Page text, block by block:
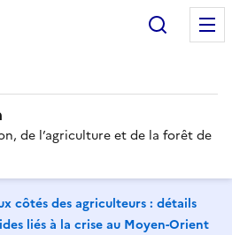
de l’agriculture et de la forêt de
côtés des agriculteurs : détails
liés à la crise au Moyen-Orient